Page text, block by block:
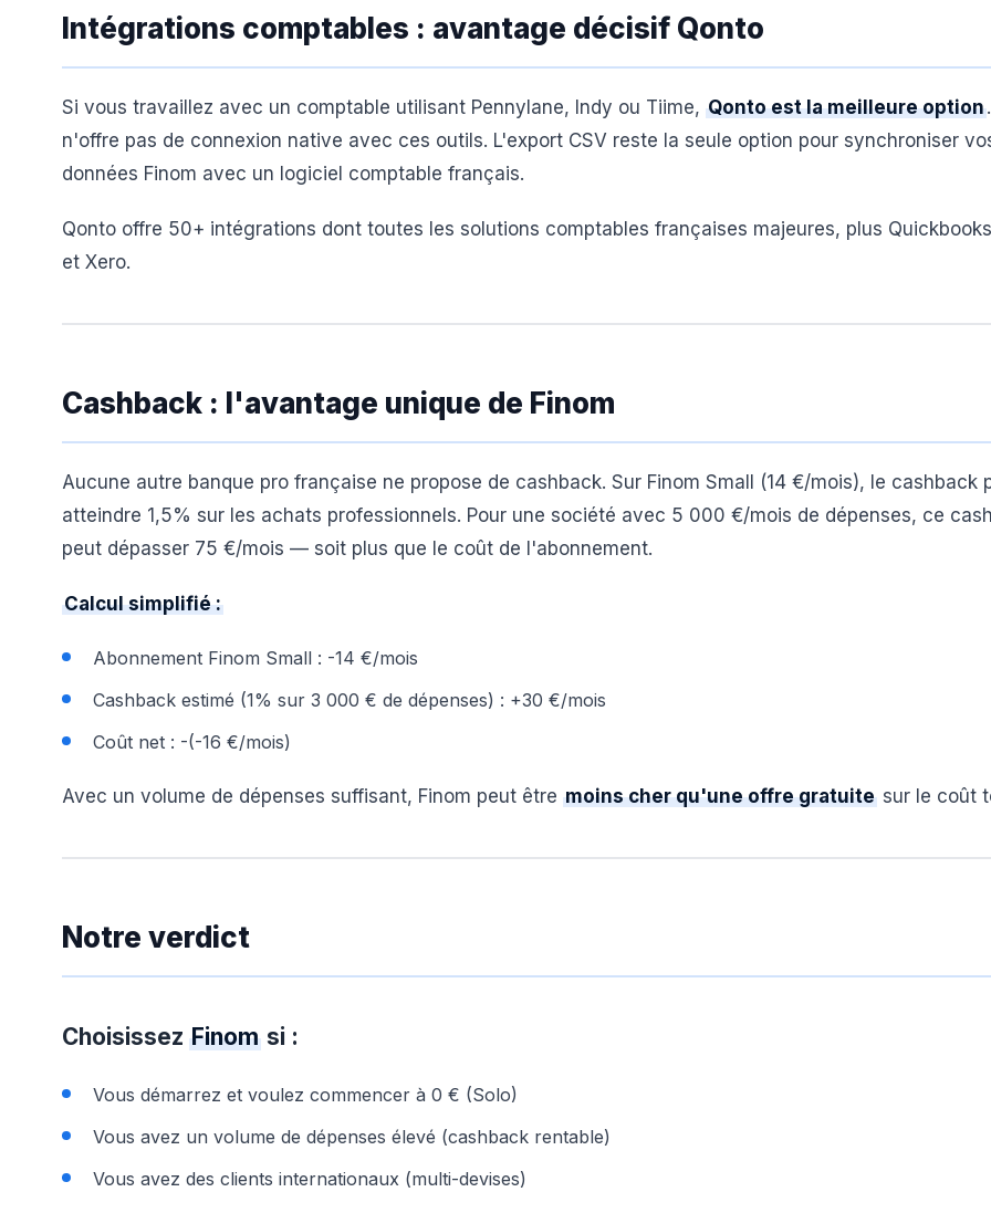
Intégrations comptables : avantage décisif Qonto
Si vous travaillez avec un comptable utilisant Pennylane, Indy ou Tiime, Qonto est la meilleure option
n'offre pas de connexion native avec ces outils. L'export CSV reste la seule option pour synchroniser
données Finom avec un logiciel comptable français.
Qonto offre 50+ intégrations dont toutes les solutions comptables françaises majeures, plus
et Xero.
Cashback : l'avantage unique de Finom
Aucune autre banque pro française ne propose de cashback. Sur Finom Small (14 €/mois), le cashback
atteindre 1,5% sur les achats professionnels. Pour une société avec 5 000 €/mois de dépenses, ce
peut dépasser 75 €/mois — soit plus que le coût de l'abonnement.
Calcul simplifié :
Abonnement Finom Small : -14 €/mois
Cashback estimé (1% sur 3 000 € de dépenses) : +30 €/mois
Coût net : -(-16 €/mois)
Avec un volume de dépenses suffisant, Finom peut être moins cher qu'une offre gratuite sur le coût
Notre verdict
Choisissez Finom si :
Vous démarrez et voulez commencer à 0 € (Solo)
Vous avez un volume de dépenses élevé (cashback rentable)
Vous avez des clients internationaux (multi-devises)